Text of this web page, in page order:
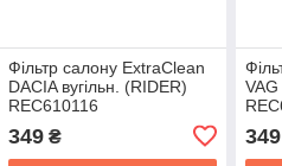
Фільтр салону ExtraClean
DACIA вугільн. (RIDER)
REC610116
349₴
VAG
349